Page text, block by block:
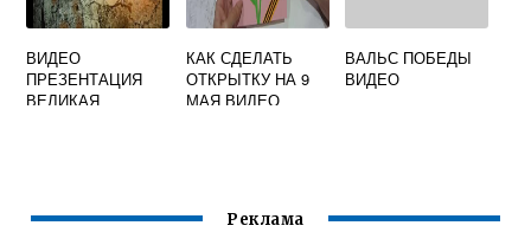
ВИДЕО
ПРЕЗЕНТАЦИЯ
ВЕЛИКАЯ
КАК СДЕЛАТЬ
ОТКРЫТКУ НА 9
МАЯ ВИДЕО
ВАЛЬС ПОБЕДЫ
ВИДЕО
Реклама